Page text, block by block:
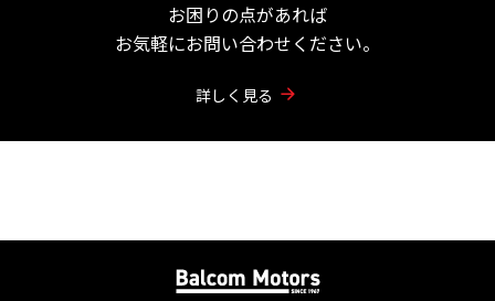
お困りの点があれば
お気軽にお問い合わせください。
詳しく見る